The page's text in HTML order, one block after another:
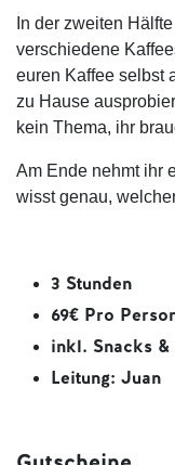
In der zweiten
verschiedene
euren Kaffee selbst
zu Hause
kein Thema, ihr
Am Ende nehmt ihr
wisst genau,
3 Stunden
69€ Pro
inkl. Snacks &
Leitung: Juan